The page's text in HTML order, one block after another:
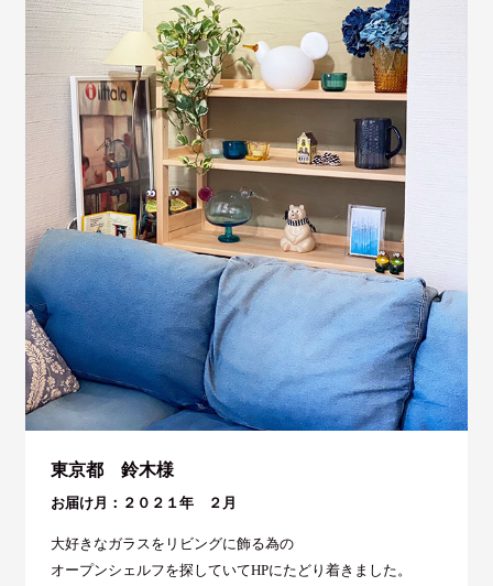
東京都 鈴木様
お届け月：２０２１年 ２月
大好きなガラスをリビングに飾る為の
オープンシェルフを探していてHPにたどり着きました。